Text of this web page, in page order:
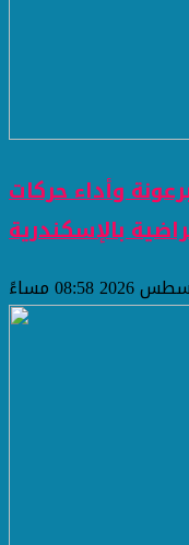
وأداء حركات
بالإسكندرية